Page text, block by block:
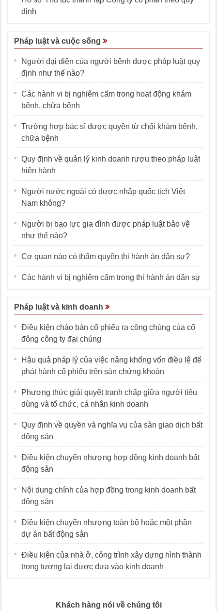
định
Pháp luật và cuộc sống
Người đại diện của người bệnh được pháp luật quy
định như thế nào?
Các hành vi bị nghiêm cấm trong hoạt động khám
bệnh, chữa bệnh
Trường hợp bác sĩ được quyền từ chối khám bệnh,
chữa bệnh
Quy định về quản lý kinh doanh rượu theo pháp luật
hiện hành
Người nước ngoài có được nhập quốc tịch Việt
Nam không?
Người bị bạo lực gia đình được pháp luật bảo vệ
như thế nào?
Cơ quan nào có thẩm quyền thi hành án dân sự?
Các hành vi bị nghiêm cấm trong thi hành án dân sự
Pháp luật và kinh doanh
Điều kiện chào bán cổ phiếu ra công chúng của cổ
đông công ty đại chúng
Hậu quả pháp lý của việc nâng khống vốn điều lệ để
phát hành cổ phiếu trên sàn chứng khoán
Phương thức giải quyết tranh chấp giữa người tiêu
dùng và tổ chức, cá nhân kinh doanh
Quy định về quyền và nghĩa vụ của sàn giao dịch bất
động sản
Điều kiện chuyển nhượng hợp đồng kinh doanh bất
động sản
Nội dung chính của hợp đồng trong kinh doanh bất
động sản
Điều kiện chuyển nhượng toàn bộ hoặc một phần
dự án bất động sản
Điều kiện của nhà ở, công trình xây dựng hình thành
trong tương lai được đưa vào kinh doanh
Khách hàng nói về chúng tôi